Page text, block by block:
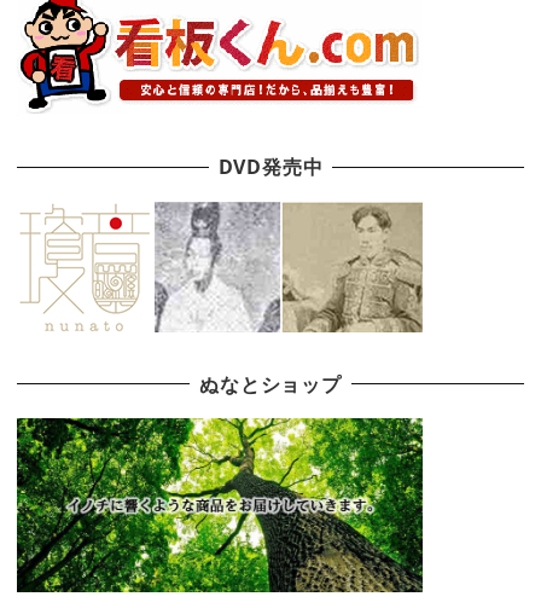
DVD発売中
ぬなとショップ